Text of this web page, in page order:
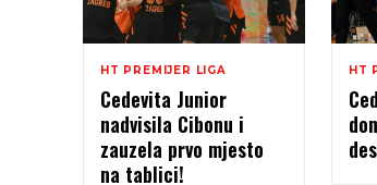
HT PREMIJER LIGA
Cedevita Junior
nadvisila Cibonu i
zauzela prvo mjesto
na tablici!
HT